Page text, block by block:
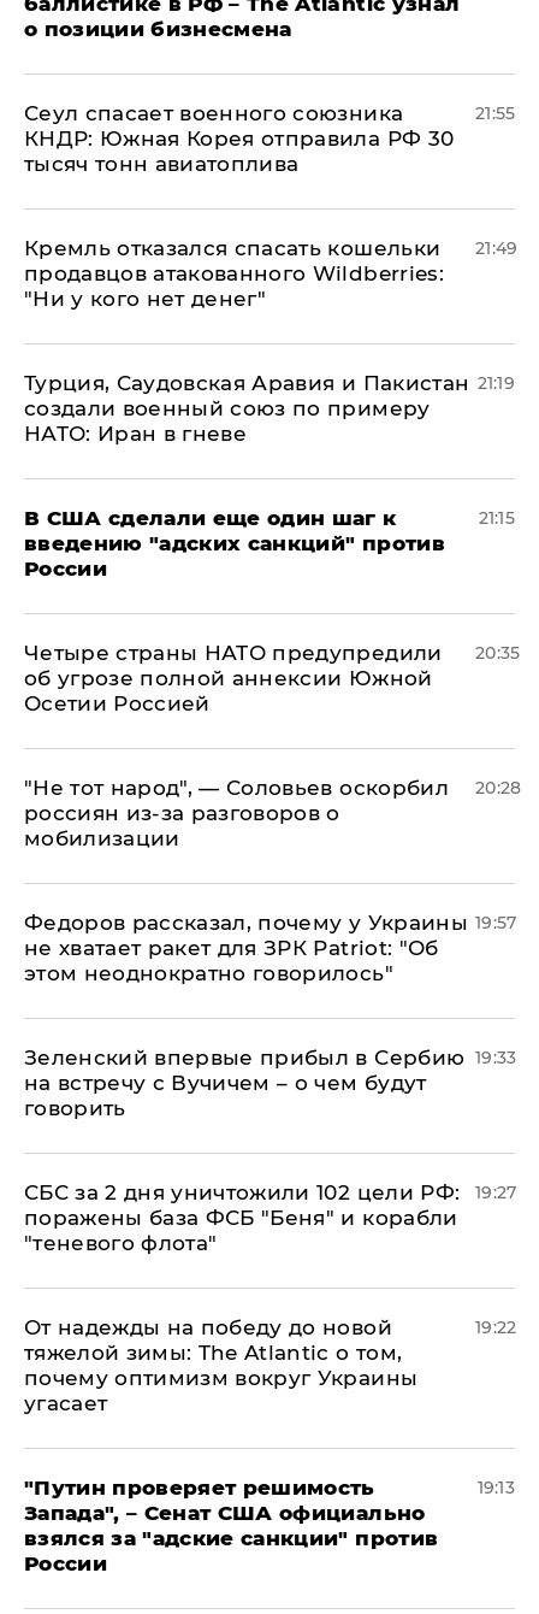
о позиции бизнесмена
​Сеул спасает военного союзника
КНДР: Южная Корея отправила РФ 30
тысяч тонн авиатоплива
21:55
Кремль отказался спасать кошельки
продавцов атакованного Wildberries:
"Ни у кого нет денег"
21:49
Турция, Саудовская Аравия и Пакистан
создали военный союз по примеру
НАТО: Иран в гневе
21:19
В США сделали еще один шаг к
введению "адских санкций" против
России
21:15
Четыре страны НАТО предупредили
об угрозе полной аннексии Южной
Осетии Россией
20:35
​"Не тот народ", — Соловьев оскорбил
россиян из-за разговоров о
мобилизации
20:28
Федоров рассказал, почему у Украины
не хватает ракет для ЗРК Patriot: "Об
этом неоднократно говорилось"
19:57
Зеленский впервые прибыл в Сербию
на встречу с Вучичем – о чем будут
говорить
19:33
СБС за 2 дня уничтожили 102 цели РФ:
поражены база ФСБ "Беня" и корабли
"теневого флота"
19:27
От надежды на победу до новой
тяжелой зимы: The Atlantic о том,
почему оптимизм вокруг Украины
угасает
19:22
"Путин проверяет решимость
Запада", – Сенат США официально
взялся за "адские санкции" против
России
19:13